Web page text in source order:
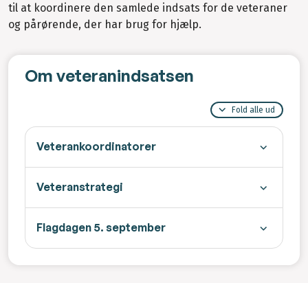
til at koordinere den samlede indsats for de veteraner
og pårørende, der har brug for hjælp.
Om veteranindsatsen
Fold alle ud
Veterankoordinatorer
Veteranstrategi
Flagdagen 5. september